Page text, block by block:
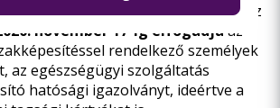
utazási lehetőség igénybevételéhez
november 17-ig elfogadja az
rendelkező személyek
az egészségügyi szolgáltatás
hatósági igazolványt, ideértve a